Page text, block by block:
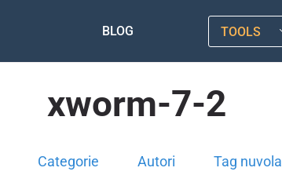
BLOG TOOLS
xworm-7-2
Categorie Autori Tag nuvola